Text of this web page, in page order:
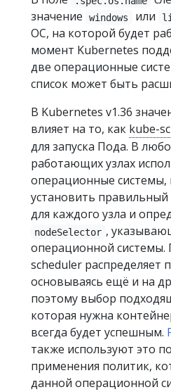
значение
windows или
ОС, на которой будет
момент Kubernetes
две операционные
список может быть
В Kubernetes v1.36
влияет на то, как kube-
для запуска Пода. В
работающих узлах
операционные системы,
установить правильный
для каждого узла и
nodeSelector ,
операционной
scheduler распределяет
основываясь ещё и на
поэтому выбор
которая нужна
всегда будет успешным.
также используют это
применения политик,
данной операционной